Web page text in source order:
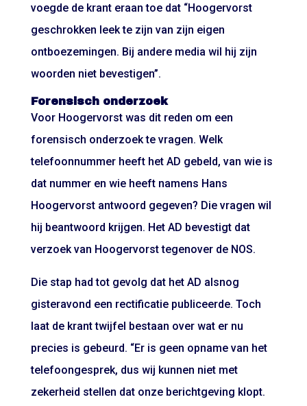
voegde de krant eraan toe dat “Hoogervorst
geschrokken leek te zijn van zijn eigen
ontboezemingen. Bij andere media wil hij zijn
woorden niet bevestigen”.
Forensisch onderzoek
Voor Hoogervorst was dit reden om een
forensisch onderzoek te vragen. Welk
telefoonnummer heeft het AD gebeld, van wie is
dat nummer en wie heeft namens Hans
Hoogervorst antwoord gegeven? Die vragen wil
hij beantwoord krijgen. Het AD bevestigt dat
verzoek van Hoogervorst tegenover de NOS.
Die stap had tot gevolg dat het AD alsnog
gisteravond een rectificatie publiceerde. Toch
laat de krant twijfel bestaan over wat er nu
precies is gebeurd. “Er is geen opname van het
telefoongesprek, dus wij kunnen niet met
zekerheid stellen dat onze berichtgeving klopt.